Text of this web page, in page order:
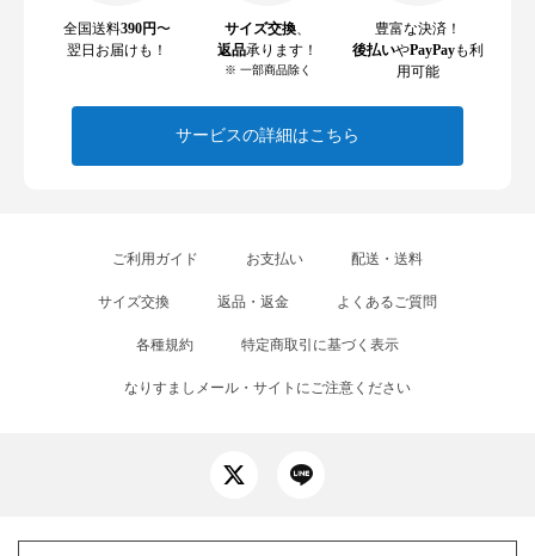
全国送料390円〜
翌日お届けも！
サイズ交換
返品承ります！
※ 一部商品除く
豊富な決済！
後払いやPayPayも利
用可能
サービスの詳細はこちら
ご利用ガイド お支払い 配送・送料
サイズ交換 返品・返金 よくあるご質問
各種規約 特定商取引に基づく表示
なりすましメール・サイトにご注意ください